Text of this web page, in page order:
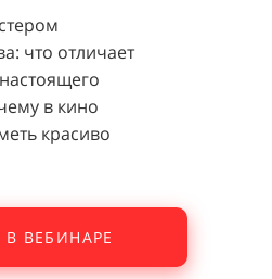
что отличает
в кино
красиво
ВЕБИНАРЕ